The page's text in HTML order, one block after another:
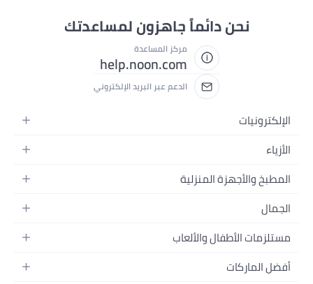
نحن دائماً جاهزون لمساعدتك
مركز المساعدة
help.noon.com
الدعم عبر البريد الإلكتروني
الإلكترونيات
الجوالات
اللابتوبات
الأجهزة المنزلية
التلفزيونات
السماعات
الأزياء
أزياء نسائية
أزياء البنات
أزياء الأولاد
المجوهرات
المطبخ والأجهزة المنزلية
الحمام
المطبخ والسفرة
أدوات وتحسين المنزل
الجمال
العطور
العناية بالشعر
مستلزمات الأطفال والألعاب
الحفاضات
أفضل الماركات